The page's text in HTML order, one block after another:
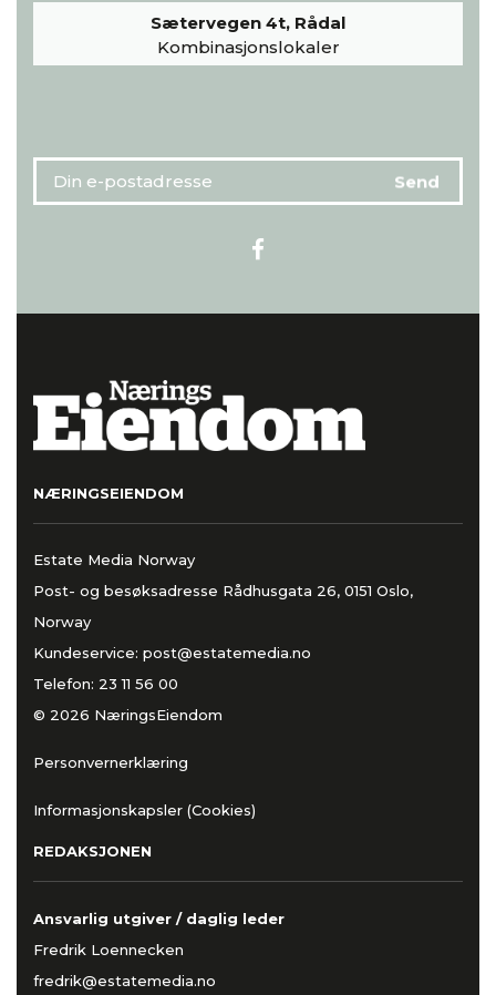
Sætervegen 4t, Rådal
Kombinasjonslokaler
NÆRINGSEIENDOM
Estate Media Norway
Post- og besøksadresse Rådhusgata 26, 0151 Oslo,
Norway
Kundeservice: post@estatemedia.no
Telefon: 23 11 56 00
© 2026 NæringsEiendom
Personvernerklæring
Informasjonskapsler (Cookies)
REDAKSJONEN
Ansvarlig utgiver / daglig leder
Fredrik Loennecken
fredrik@estatemedia.no